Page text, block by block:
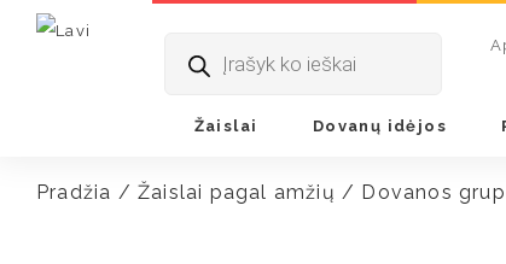
search
Žaislai Dovanų idėjos
Pradžia /Žaislai pagal amžių / Dovanos